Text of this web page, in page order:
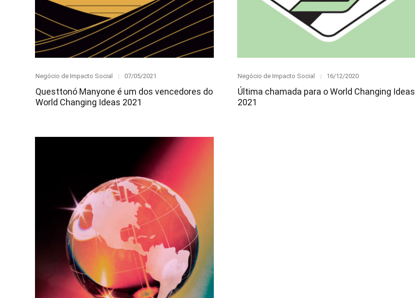
Category
Negócio de Impacto Social
Posted
07/05/2021
Questtonó Manyone é um dos vencedores do
World Changing Ideas 2021
Category
Negócio de Impacto Social
Posted
16/12/2020
Última chamada para o World Changing Ideas
2021